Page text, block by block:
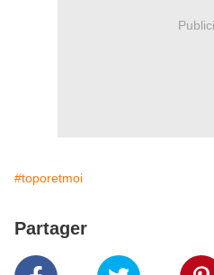
#toporetmoi
Partager